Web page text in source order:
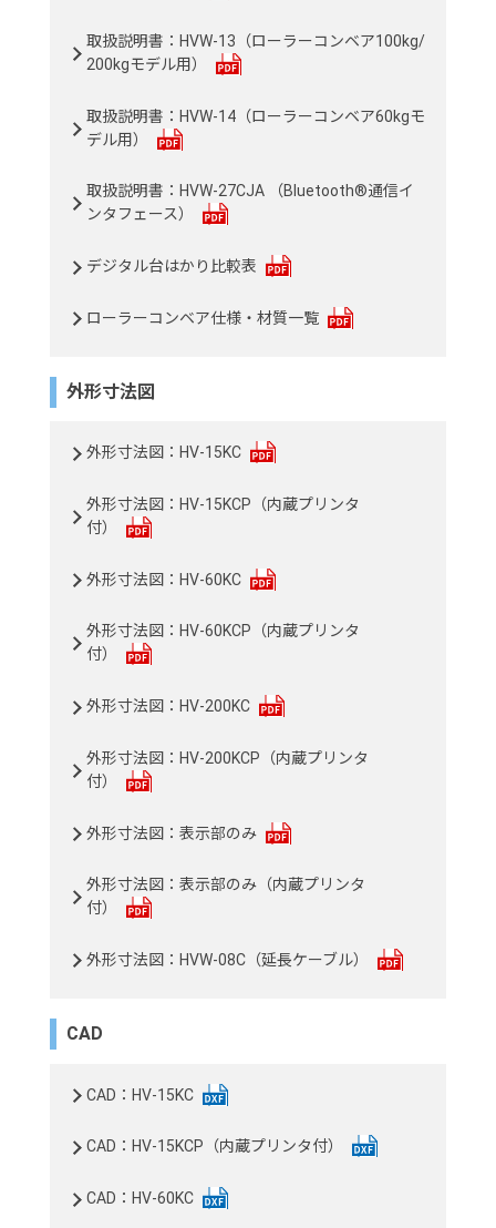
取扱説明書：HVW-13（ローラーコンベア100kg/
200kgモデル用）
取扱説明書：HVW-14（ローラーコンベア60kgモ
デル用）
取扱説明書：HVW-27CJA （Bluetooth®通信イ
ンタフェース）
デジタル台はかり比較表
ローラーコンベア仕様・材質一覧
外形寸法図
外形寸法図：HV-15KC
外形寸法図：HV-15KCP（内蔵プリンタ
付）
外形寸法図：HV-60KC
外形寸法図：HV-60KCP（内蔵プリンタ
付）
外形寸法図：HV-200KC
外形寸法図：HV-200KCP（内蔵プリンタ
付）
外形寸法図：表示部のみ
外形寸法図：表示部のみ（内蔵プリンタ
付）
外形寸法図：HVW-08C（延長ケーブル）
CAD
CAD：HV-15KC
CAD：HV-15KCP（内蔵プリンタ付）
CAD：HV-60KC